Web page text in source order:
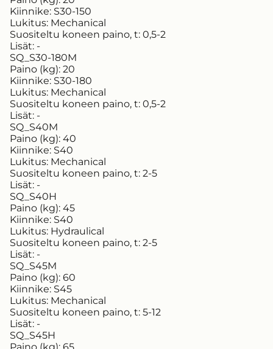
Kiinnike: S30-150
Lukitus: Mechanical
Suositeltu koneen paino, t: 0,5-2
Lisät: -
SQ_S30-180M
Paino (kg): 20
Kiinnike: S30-180
Lukitus: Mechanical
Suositeltu koneen paino, t: 0,5-2
Lisät: -
SQ_S40M
Paino (kg): 40
Kiinnike: S40
Lukitus: Mechanical
Suositeltu koneen paino, t: 2-5
Lisät: -
SQ_S40H
Paino (kg): 45
Kiinnike: S40
Lukitus: Hydraulical
Suositeltu koneen paino, t: 2-5
Lisät: -
SQ_S45M
Paino (kg): 60
Kiinnike: S45
Lukitus: Mechanical
Suositeltu koneen paino, t: 5-12
Lisät: -
SQ_S45H